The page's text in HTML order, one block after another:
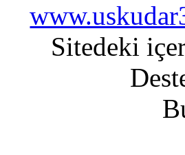
Sitedeki